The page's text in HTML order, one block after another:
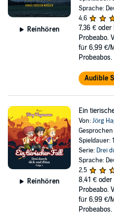
Reinhören
Sprache:
4,6
7,36 € oder
Probeabo.
für 6,99 €/
Probeabos.
Audible
Reinhören
Ein
Von:Jörg
Spieldauer:
Serie: Drei
Sprache:
2,5
8,41 € oder
Probeabo.
für 6,99 €/
Probeabos.